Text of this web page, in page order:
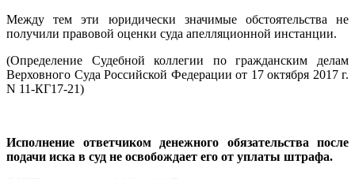
Между тем эти юридически значимые обстоятельства не
получили правовой оценки суда апелляционной инстанции.
(Определение Судебной коллегии по гражданским делам
Верховного Суда Российской Федерации от 17 октября 2017 г.
N 11-КГ17-21)
Исполнение ответчиком денежного обязательства после
подачи иска в суд не освобождает его от уплаты штрафа.